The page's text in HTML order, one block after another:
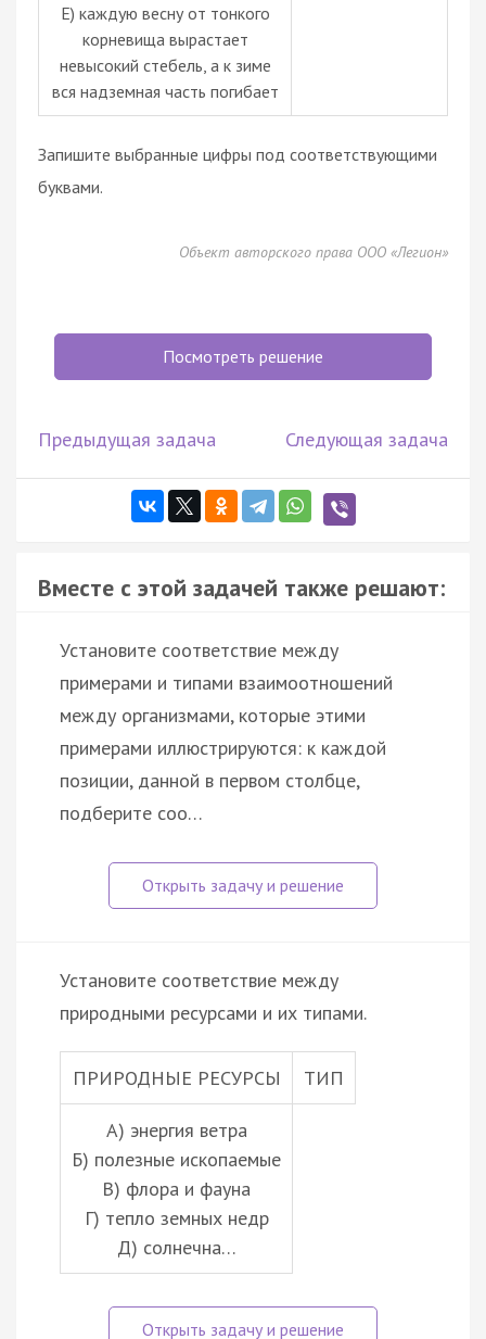
Е) каждую весну от тонкого
корневища вырастает
невысокий стебель, а к зиме
вся надземная часть погибает
Запишите выбранные цифры под соответствующими
буквами.
Объект авторского права ООО «Легион»
Посмотреть решение
Предыдущая задача Следующая задача
Вместе с этой задачей также решают:
Установите соответствие между
примерами и типами взаимоотношений
между организмами, которые этими
примерами иллюстрируются: к каждой
позиции, данной в первом столбце,
подберите соо…
Установите соответствие между
природными ресурсами и их типами.
ПРИРОДНЫЕ РЕСУРСЫ ТИП
А) энергия ветра
Б) полезные ископаемые
В) флора и фауна
Г) тепло земных недр
Д) солнечна…